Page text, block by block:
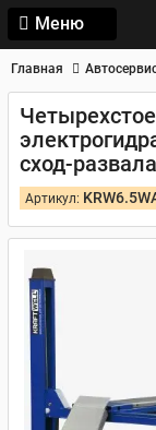
Меню
Главная
сход-
Артикул: